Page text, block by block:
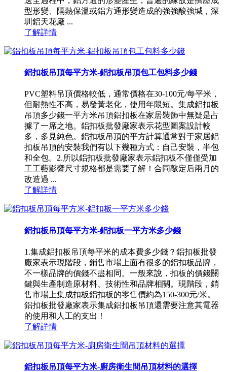
型形變、隔熱保溫或鋁方通形變造成的強強酸強堿，深
圳鋁天花廠 ...
了解詳情
鋁扣板吊頂每平方米-鋁扣板吊頂包工包料多少錢
PVC塑料吊頂價格較低，通常價格在30-100元/每平米，
但耐熱性不高，易發黃老化，使用年限短。集成鋁扣板
吊頂多少錢一平方米吊頂鋁扣板在家居裝飾中無疑是占
據了一席之地。鋁扣板批發廠家表示花型圖案設計較
多，多見純色。鋁扣板吊頂的平方計算通常對于家居鋁
扣板吊頂的安裝我們有以下幾種方式：自己安裝，半包
和全包。2.所以鋁扣板批發廠家表示鋁扣板不僅僅受加
工工藝影響尺寸規格都是需要了解！合同敲定后兩月的
改造過 ...
了解詳情
鋁扣板吊頂每平方米-鋁扣板一平方米多少錢
1.集成鋁扣板吊頂每平米的成本費多少錢？鋁扣板批發
廠家表示現階段，銷售市場上面有很多的鋁扣板品牌，
不一樣品牌的價錢不盡相同。一般來說，扣板的價錢關
鍵與生產制造原材料、技術性和品牌相關。現階段，銷
售市場上集成扣板鋁扣板的零售價約為150-300元/米。
鋁扣板批發廠家表示集成鋁扣板吊頂還需要注意其電器
的使用和人工的支出！
了解詳情
鋁扣板吊頂每平方米-廚房衛生間吊頂材料的選擇